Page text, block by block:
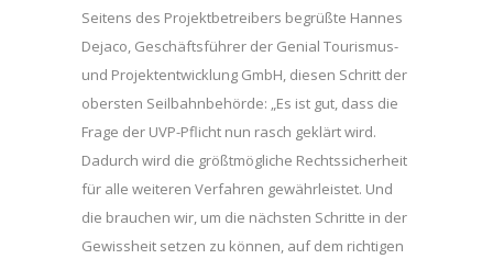
Seitens des Projektbetreibers begrüßte Hannes
Dejaco, Geschäftsführer der Genial Tourismus-
und Projektentwicklung GmbH, diesen Schritt der
obersten Seilbahnbehörde: „Es ist gut, dass die
Frage der UVP-Pflicht nun rasch geklärt wird.
Dadurch wird die größtmögliche Rechtssicherheit
für alle weiteren Verfahren gewährleistet. Und
die brauchen wir, um die nächsten Schritte in der
Gewissheit setzen zu können, auf dem richtigen